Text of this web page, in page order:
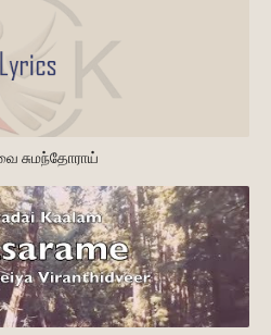
சுமந்தோராய்